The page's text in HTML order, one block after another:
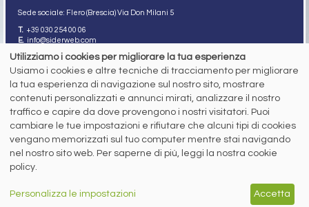
Sede sociale: Flero (Brescia) Via Don Milani 5
T. +39 030 254 00 06
E. info@siderweb.com
Copyright siderweb spa sb
Tutti i diritti sono riservati
Privacy policy
Cookie policy
Digital Services Act Policy
MENU
NEWS
PREZZI ITALIA
SERVIZI
SEGUICI SUI NOSTRI
SOCIAL NETWORK
Utilizziamo i cookies per migliorare la tua esperienza
Usiamo i cookies e altre tecniche di tracciamento per migliorare
la tua esperienza di navigazione sul nostro sito, mostrare
contenuti personalizzati e annunci mirati, analizzare il nostro
traffico e capire da dove provengono i nostri visitatori. Puoi
cambiare le tue impostazioni e rifiutare che alcuni tipi di cookies
vengano memorizzati sul tuo computer mentre stai navigando
nel nostro sito web. Per saperne di più, leggi la nostra cookie
policy.
Personalizza le impostazioni Accetta